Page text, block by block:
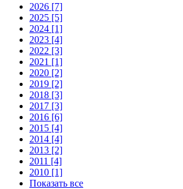
2026 [7]
2025 [5]
2024 [1]
2023 [4]
2022 [3]
2021 [1]
2020 [2]
2019 [2]
2018 [3]
2017 [3]
2016 [6]
2015 [4]
2014 [4]
2013 [2]
2011 [4]
2010 [1]
Показать все